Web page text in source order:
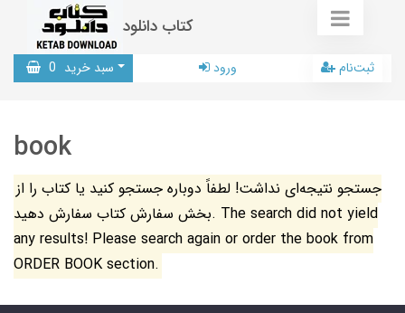
کتاب دانلود
سبد خرید 0 ورود ثبت‌نام
book
جستجو نتیجه‌ای نداشت! لطفاً دوباره جستجو کنید یا کتاب را از
بخش سفارش کتاب سفارش دهید. The search did not yield
any results! Please search again or order the book from
ORDER BOOK section.